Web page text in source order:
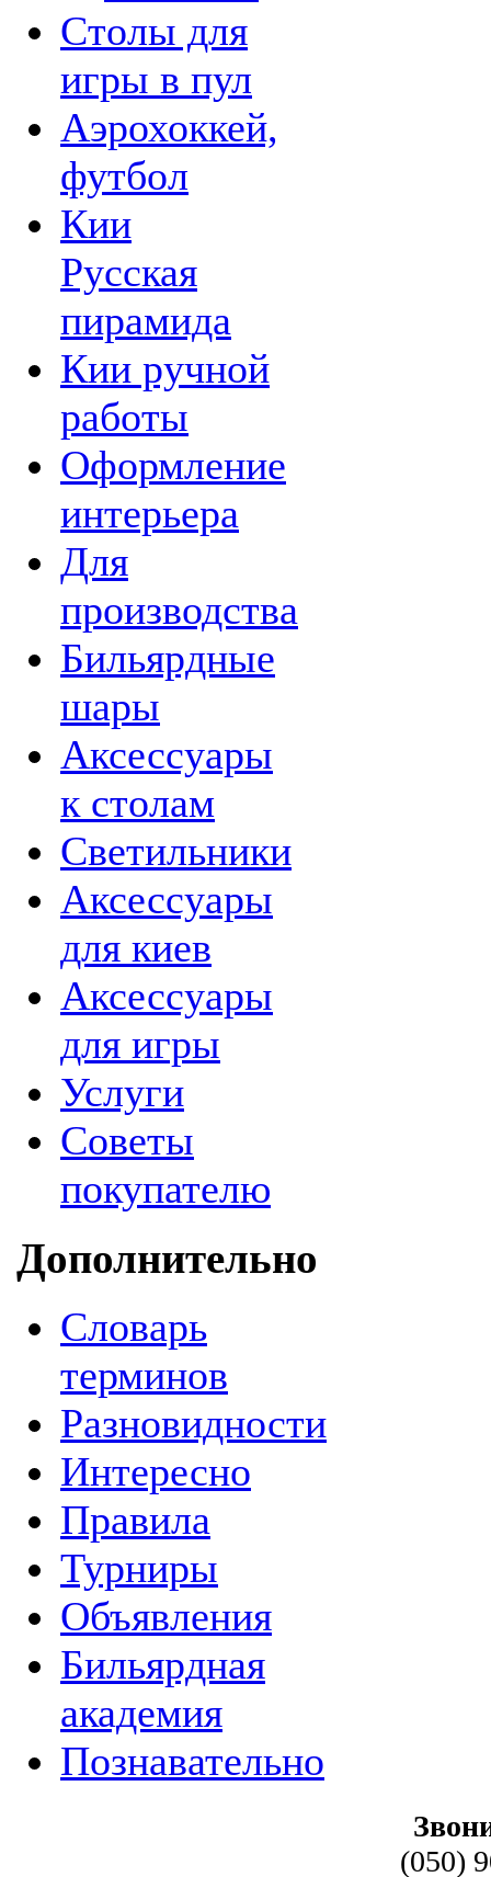
Столы для
игры в пул
Аэрохоккей,
футбол
Кии
Русская
пирамида
Кии ручной
работы
Оформление
интерьера
Для
производства
Бильярдные
шары
Аксессуары
к столам
Светильники
Аксессуары
для киев
Аксессуары
для игры
Услуги
Советы
покупателю
Дополнительно
Словарь
терминов
Разновидности
Интересно
Правила
Турниры
Объявления
Бильярдная
академия
Познавательно
(050)